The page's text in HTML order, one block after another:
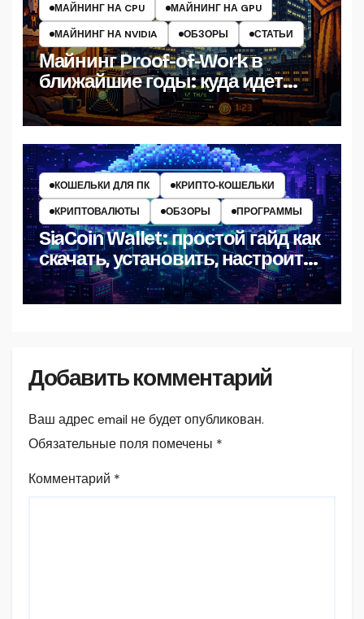
МАЙНИНГ НА CPU
МАЙНИНГ НА GPU
МАЙНИНГ НА NVIDIA
ОБЗОРЫ СТАТЬИ
Майнинг Proof-of-Work в
ближайшие годы: куда идет
индустрия PoW и как выжить
КОШЕЛЬКИ ДЛЯ ПК
КРИПТО‑КОШЕЛЬКИ
КРИПТОВАЛЮТЫ
ОБЗОРЫ ПРОГРАММЫ
SiaCoin Wallet: простой гайд как
скачать, установить, настроить
и пользоваться
Добавить комментарий
Ваш адрес email не будет опубликован.
Обязательные поля помечены *
Комментарий *